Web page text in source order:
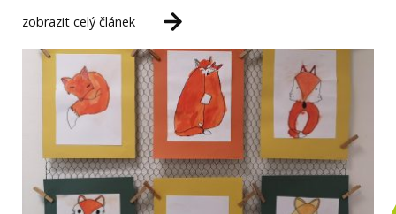
zobrazit celý článek